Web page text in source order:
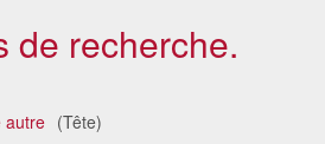
de recherche.
autre (Tête)